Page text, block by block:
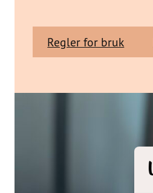
Regler for bruk